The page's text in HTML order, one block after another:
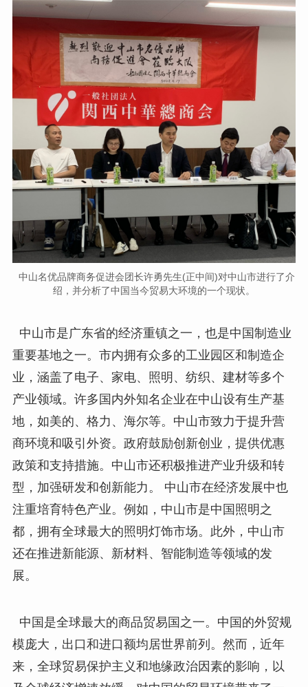
中山名优品牌商务促进会团长许勇先生(正中间)对中山市进行了介
绍，并分析了中国当今贸易大环境的一个现状。
中山市是广东省的经济重镇之一，也是中国制造业
重要基地之一。市内拥有众多的工业园区和制造企
业，涵盖了电子、家电、照明、纺织、建材等多个
产业领域。许多国内外知名企业在中山设有生产基
地，如美的、格力、海尔等。中山市致力于提升营
商环境和吸引外资。政府鼓励创新创业，提供优惠
政策和支持措施。中山市还积极推进产业升级和转
型，加强研发和创新能力。 中山市在经济发展中也
注重培育特色产业。例如，中山市是中国照明之
都，拥有全球最大的照明灯饰市场。此外，中山市
还在推进新能源、新材料、智能制造等领域的发
展。
中国是全球最大的商品贸易国之一。中国的外贸规
模庞大，出口和进口额均居世界前列。然而，近年
来，全球贸易保护主义和地缘政治因素的影响，以